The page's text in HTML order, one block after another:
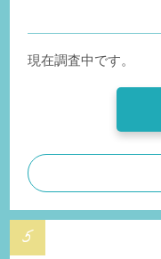
現在調査中です。